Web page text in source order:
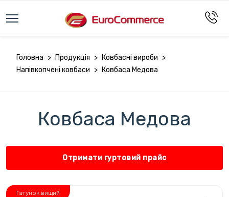
Головна > Продукція > Ковбасні вироби >
Напівкопчені ковбаси > Ковбаса Медова
Ковбаса Медова
Отримати гуртовий прайс
Гатунок вищий